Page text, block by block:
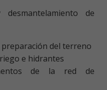
de
del terreno
e hidrantes
de la red de